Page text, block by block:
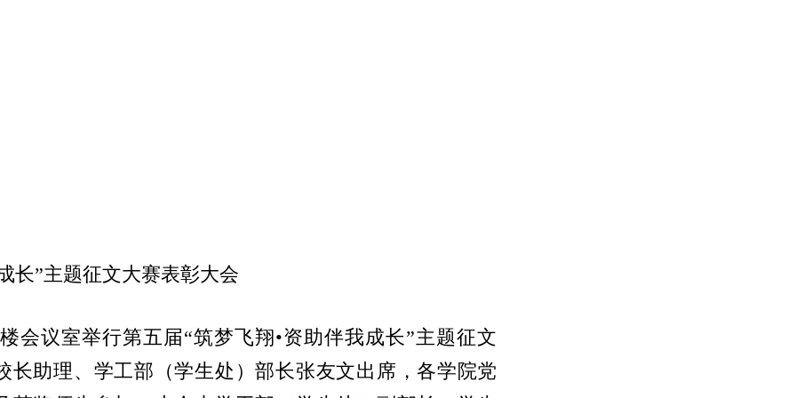
长”主题征文大赛表彰大会
会议室举行第五届“筑梦飞翔•资助伴我成长”主题征文
助理、学工部（学生处）部长张友文出席，各学院党